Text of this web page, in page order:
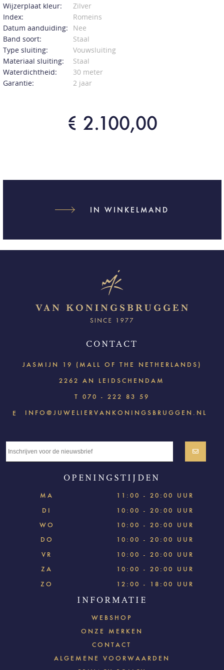
Wijzerplaat kleur:
Zilver
Index:
Romeins
Datum aanduiding:
Nee
Band soort:
Staal
Type sluiting:
Vouwsluiting
Materiaal sluiting:
Staal
Waterdichtheid:
30 meter
Garantie:
2 jaar
€ 2.100,00
IN WINKELMAND
CONTACT
JASMIJN 19 (MALL OF THE NETHERLANDS)
2262 AN LEIDSCHENDAM
T 070 - 222 83 59
E INFO@JUWELIERVANKONINGSBRUGGEN.NL
OPENINGSTIJDEN
MA
11:00 - 20:00 UUR
DI
10:00 - 20:00 UUR
WO
10:00 - 20:00 UUR
DO
10:00 - 20:00 UUR
VR
10:00 - 20:00 UUR
ZA
10:00 - 20:00 UUR
ZO
12:00 - 18:00 UUR
INFORMATIE
WEBSHOP
ONZE MERKEN
CONTACT
ALGEMENE VOORWAARDEN